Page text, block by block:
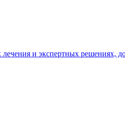
и экспертных решениях,